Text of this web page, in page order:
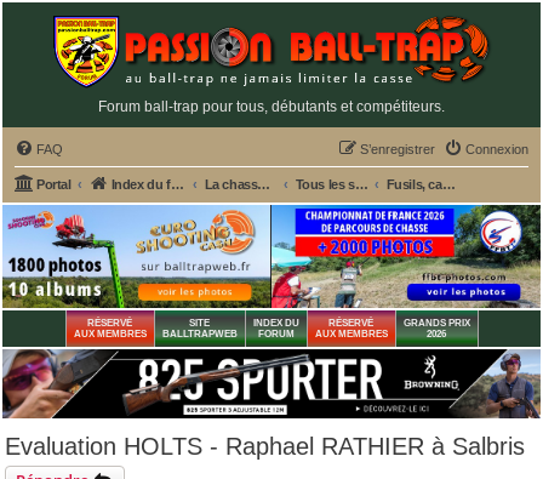
Forum ball-trap pour tous, débutants et compétiteurs.
FAQ Connexion
S’enregistrer
Portal Index du forum La chasse et le matériel de chasse Tous les sujets de chasse Fusils, cartouches et matériel de chasse divers
RÉSERVÉ
AUX MEMBRES
SITE
BALLTRAPWEB
INDEX DU
FORUM
RÉSERVÉ
AUX MEMBRES
GRANDS PRIX
2026
Evaluation HOLTS - Raphael RATHIER à Salbris